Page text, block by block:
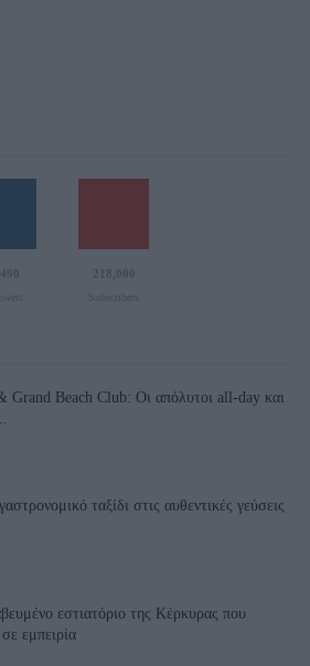
218,000
Grand Beach Club: Οι απόλυτοι all-day και
ταξίδι στις αυθεντικές γεύσεις
εστιατόριο της Κέρκυρας που
εμπειρία